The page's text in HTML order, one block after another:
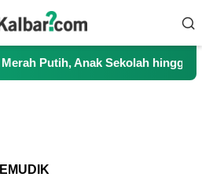
Anak Sekolah hingga Petani